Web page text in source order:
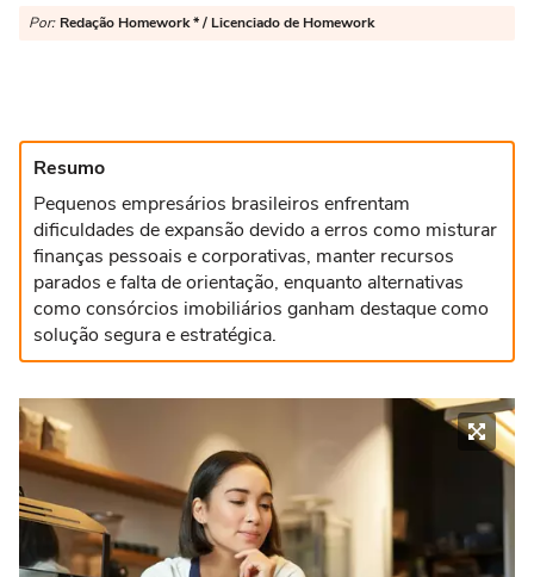
Por: Redação Homework * / Licenciado de Homework
Resumo
Pequenos empresários brasileiros enfrentam
dificuldades de expansão devido a erros como misturar
finanças pessoais e corporativas, manter recursos
parados e falta de orientação, enquanto alternativas
como consórcios imobiliários ganham destaque como
solução segura e estratégica.